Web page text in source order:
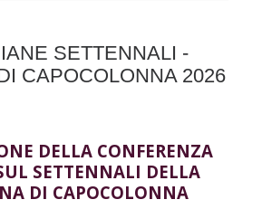
SETTENNALI -
CAPOCOLONNA 2026
DELLA CONFERENZA
SETTENNALI DELLA
DI CAPOCOLONNA